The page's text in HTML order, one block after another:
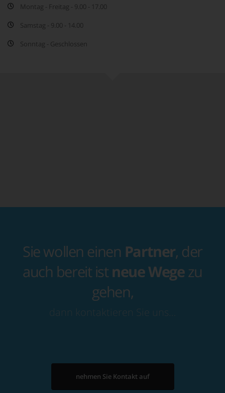
Montag - Freitag - 9.00 - 17.00
Samstag - 9.00 - 14.00
Sonntag - Geschlossen
Sie wollen einen Partner, der
auch bereit ist neue Wegezu
gehen,
dann kontaktieren Sie uns…
nehmen Sie Kontakt auf